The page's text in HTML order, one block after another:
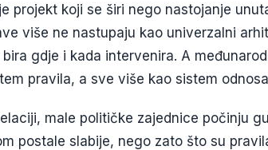
projekt koji se širi nego nastojanje
više ne nastupaju kao univerzalni
gdje i kada intervenira. A
pravila, a sve više kao sistem
male političke zajednice počinju
postale slabije, nego zato što su